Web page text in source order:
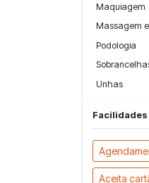
Maquiagem
Massagem
Podologia
Unhas
Facilidades
Aceita